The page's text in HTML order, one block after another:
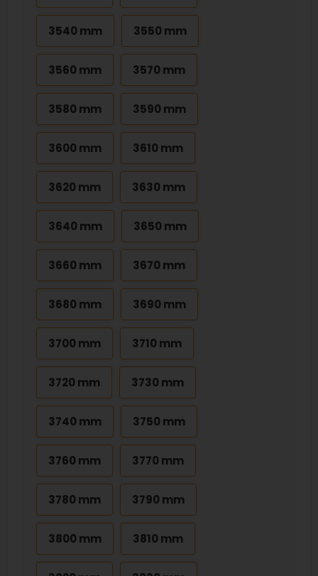
3540 mm 3550 mm
3560 mm 3570 mm
3580 mm 3590 mm
3600 mm 3610 mm
3620 mm 3630 mm
3640 mm 3650 mm
3660 mm 3670 mm
3680 mm 3690 mm
3700 mm 3710 mm
3720 mm 3730 mm
3740 mm 3750 mm
3760 mm 3770 mm
3780 mm 3790 mm
3800 mm 3810 mm